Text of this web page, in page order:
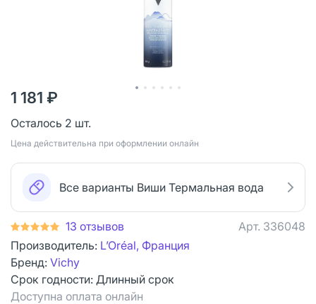
1 181 ₽
Осталось 2 шт.
Цена действительна при оформлении онлайн
Все варианты Виши Термальная вода
13 отзывов Арт. 336048
Производитель: L’Oréal, Франция
Бренд: Vichy
Срок годности: Длинный срок
Доступна оплата онлайн